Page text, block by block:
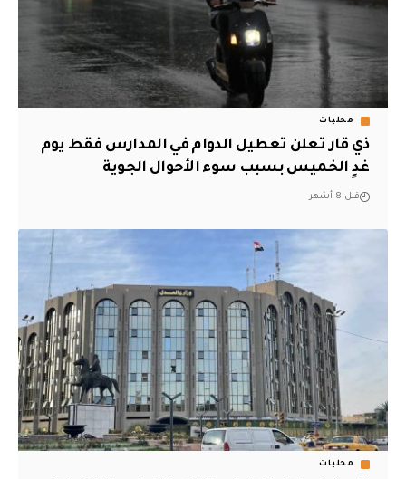
محليات
ذي قار تعلن تعطيل الدوام في المدارس فقط يوم
غدٍ الخميس بسبب سوء الأحوال الجوية
قبل 8 أشهر
محليات